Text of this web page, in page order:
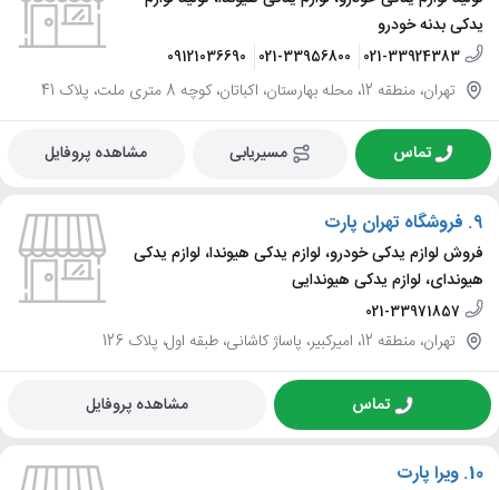
یدکی بدنه خودرو
021-33924383
021-33956800
09121036690
تهران، منطقه 12، محله بهارستان، اکباتان، کوچه 8 متری ملت، پلاک 41
تماس مسیریابی مشاهده پروفایل
9. فروشگاه تهران پارت
فروش لوازم یدکی خودرو، لوازم یدکی هیوندا، لوازم یدکی
هیوندای، لوازم یدکی هیوندایی
021-33971857
تهران، منطقه 12، امیرکبیر، پاساژ کاشانی، طبقه اول، پلاک 126
تماس مشاهده پروفایل
10. ویرا پارت